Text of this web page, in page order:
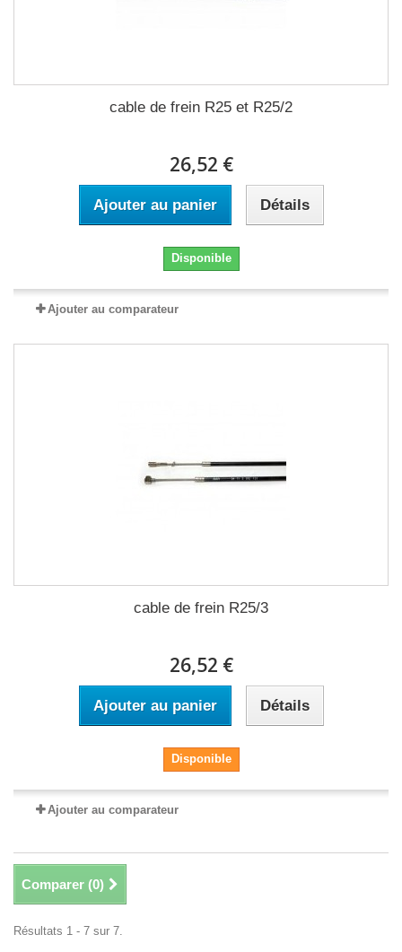
cable de frein R25 et R25/2
26,52 €
Ajouter au panier Détails
Disponible
Ajouter au comparateur
cable de frein R25/3
26,52 €
Ajouter au panier Détails
Disponible
Ajouter au comparateur
Comparer (0)
Résultats 1 - 7 sur 7.